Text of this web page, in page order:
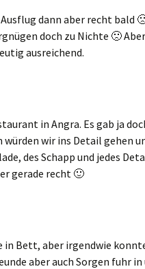
dann aber recht bald
doch zu Nichte 🙁
ausreichend.
in Angra. Es gab ja
wir ins Detail gehen
des Schapp und jedes
gerade recht 🙂
Bett, aber irgendwie
aber auch Sorgen fuhr